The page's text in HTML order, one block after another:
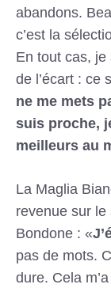
abandons.
c’est la
En tout cas,
de l’écart : ce
ne me mets
suis proche,
meilleurs au
La Maglia
revenue sur
Bondone : «
pas de mots.
dure. Cela